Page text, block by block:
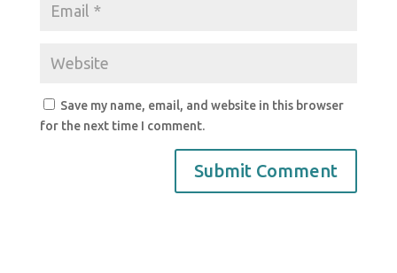
Save my name, email, and website in this browser
for the next time I comment.